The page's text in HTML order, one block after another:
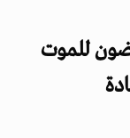
للموت